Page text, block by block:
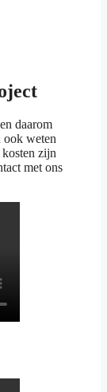
daarom
ook weten
zijn
met ons